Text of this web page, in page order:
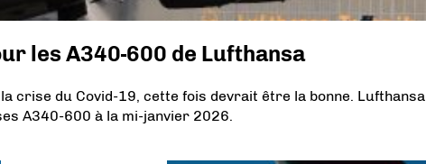
les A340-600 de Lufthansa
crise du Covid-19, cette fois devrait être la bonne. Lufthansa
A340-600 à la mi-janvier 2026.